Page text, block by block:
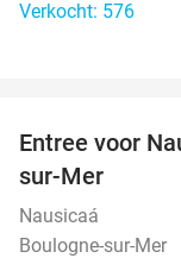
Verkocht: 576
Entree voor
sur-Mer
Nausicaá
Boulogne-sur-Mer